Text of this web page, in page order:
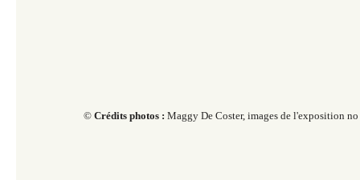
© ​​​​​​​​​​​​ Crédits photos : Maggy De Coster, images de l'exposition